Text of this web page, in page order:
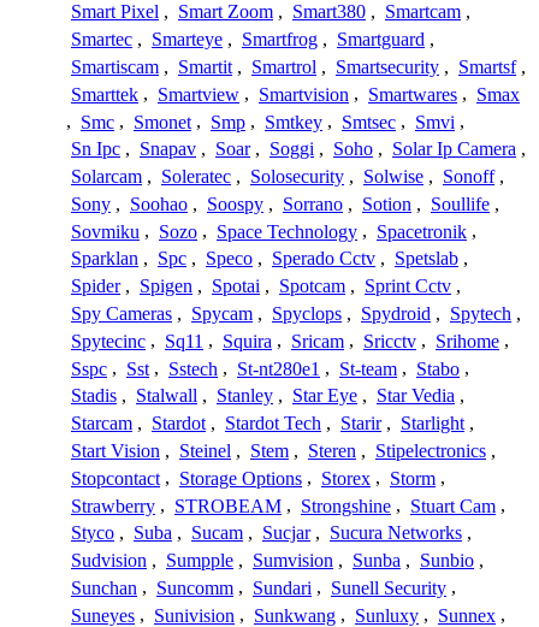
Smart Pixel , Smart Zoom , Smart380 , Smartcam ,
Smartec , Smarteye , Smartfrog , Smartguard ,
Smartiscam , Smartit , Smartrol , Smartsecurity , Smartsf ,
Smarttek , Smartview , Smartvision , Smartwares , Smax
, Smc , Smonet , Smp , Smtkey , Smtsec , Smvi ,
Sn Ipc , Snapav , Soar , Soggi , Soho , Solar Ip Camera ,
Solarcam , Soleratec , Solosecurity , Solwise , Sonoff ,
Sony , Soohao , Soospy , Sorrano , Sotion , Soullife ,
Sovmiku , Sozo , Space Technology , Spacetronik ,
Sparklan , Spc , Speco , Sperado Cctv , Spetslab ,
Spider , Spigen , Spotai , Spotcam , Sprint Cctv ,
Spy Cameras , Spycam , Spyclops , Spydroid , Spytech ,
Spytecinc , Sq11 , Squira , Sricam , Sricctv , Srihome ,
Sspc , Sst , Sstech , St-nt280e1 , St-team , Stabo ,
Stadis , Stalwall , Stanley , Star Eye , Star Vedia ,
Starcam , Stardot , Stardot Tech , Starir , Starlight ,
Start Vision , Steinel , Stem , Steren , Stipelectronics ,
Stopcontact , Storage Options , Storex , Storm ,
Strawberry , STROBEAM , Strongshine , Stuart Cam ,
Styco , Suba , Sucam , Sucjar , Sucura Networks ,
Sudvision , Sumpple , Sumvision , Sunba , Sunbio ,
Sunchan , Suncomm , Sundari , Sunell Security ,
Suneyes , Sunivision , Sunkwang , Sunluxy , Sunnex ,